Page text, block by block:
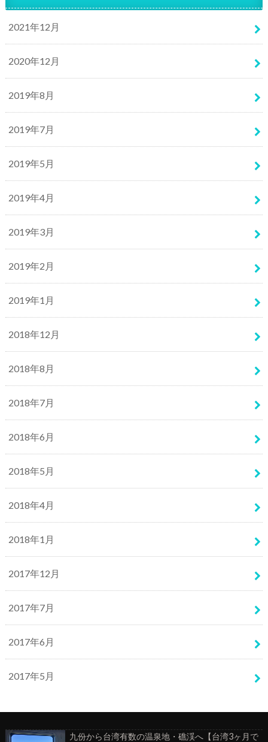
2021年12月
2020年12月
2019年8月
2019年7月
2019年5月
2019年4月
2019年3月
2019年2月
2019年1月
2018年12月
2018年8月
2018年7月
2018年6月
2018年5月
2018年4月
2018年1月
2017年12月
2017年7月
2017年6月
2017年5月
九份から台湾有数の温泉地・礁渓へ【台湾3ヶ月で